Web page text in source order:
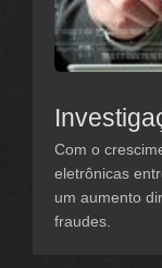
Com o
eletrônicas
um aumento
fraudes.